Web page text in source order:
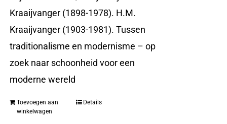
Kraaijvanger (1898-1978). H.M.
Kraaijvanger (1903-1981). Tussen
traditionalisme en modernisme – op
zoek naar schoonheid voor een
moderne wereld
Toevoegen aan
winkelwagen
Details